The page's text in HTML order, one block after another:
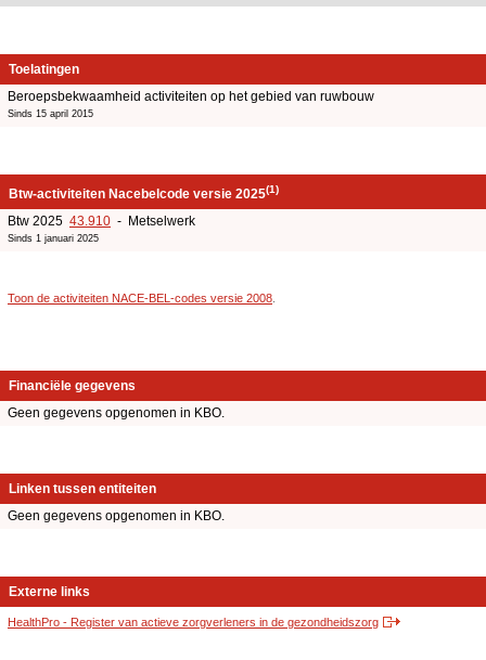
Toelatingen
Beroepsbekwaamheid activiteiten op het gebied van ruwbouw
Sinds 15 april 2015
Btw-activiteiten Nacebelcode versie 2025(1)
Btw 2025 43.910 - Metselwerk
Sinds 1 januari 2025
Toon de activiteiten NACE-BEL-codes versie 2008
Financiële gegevens
Geen gegevens opgenomen in KBO.
Linken tussen entiteiten
Geen gegevens opgenomen in KBO.
Externe links
HealthPro - Register van actieve zorgverleners in de gezondheidszorg